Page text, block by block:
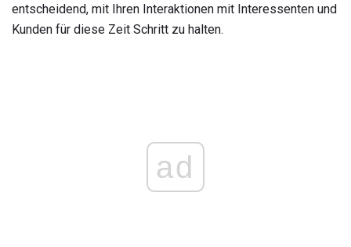
entscheidend, mit Ihren Interaktionen mit Interessenten und
Kunden für diese Zeit Schritt zu halten.
ad